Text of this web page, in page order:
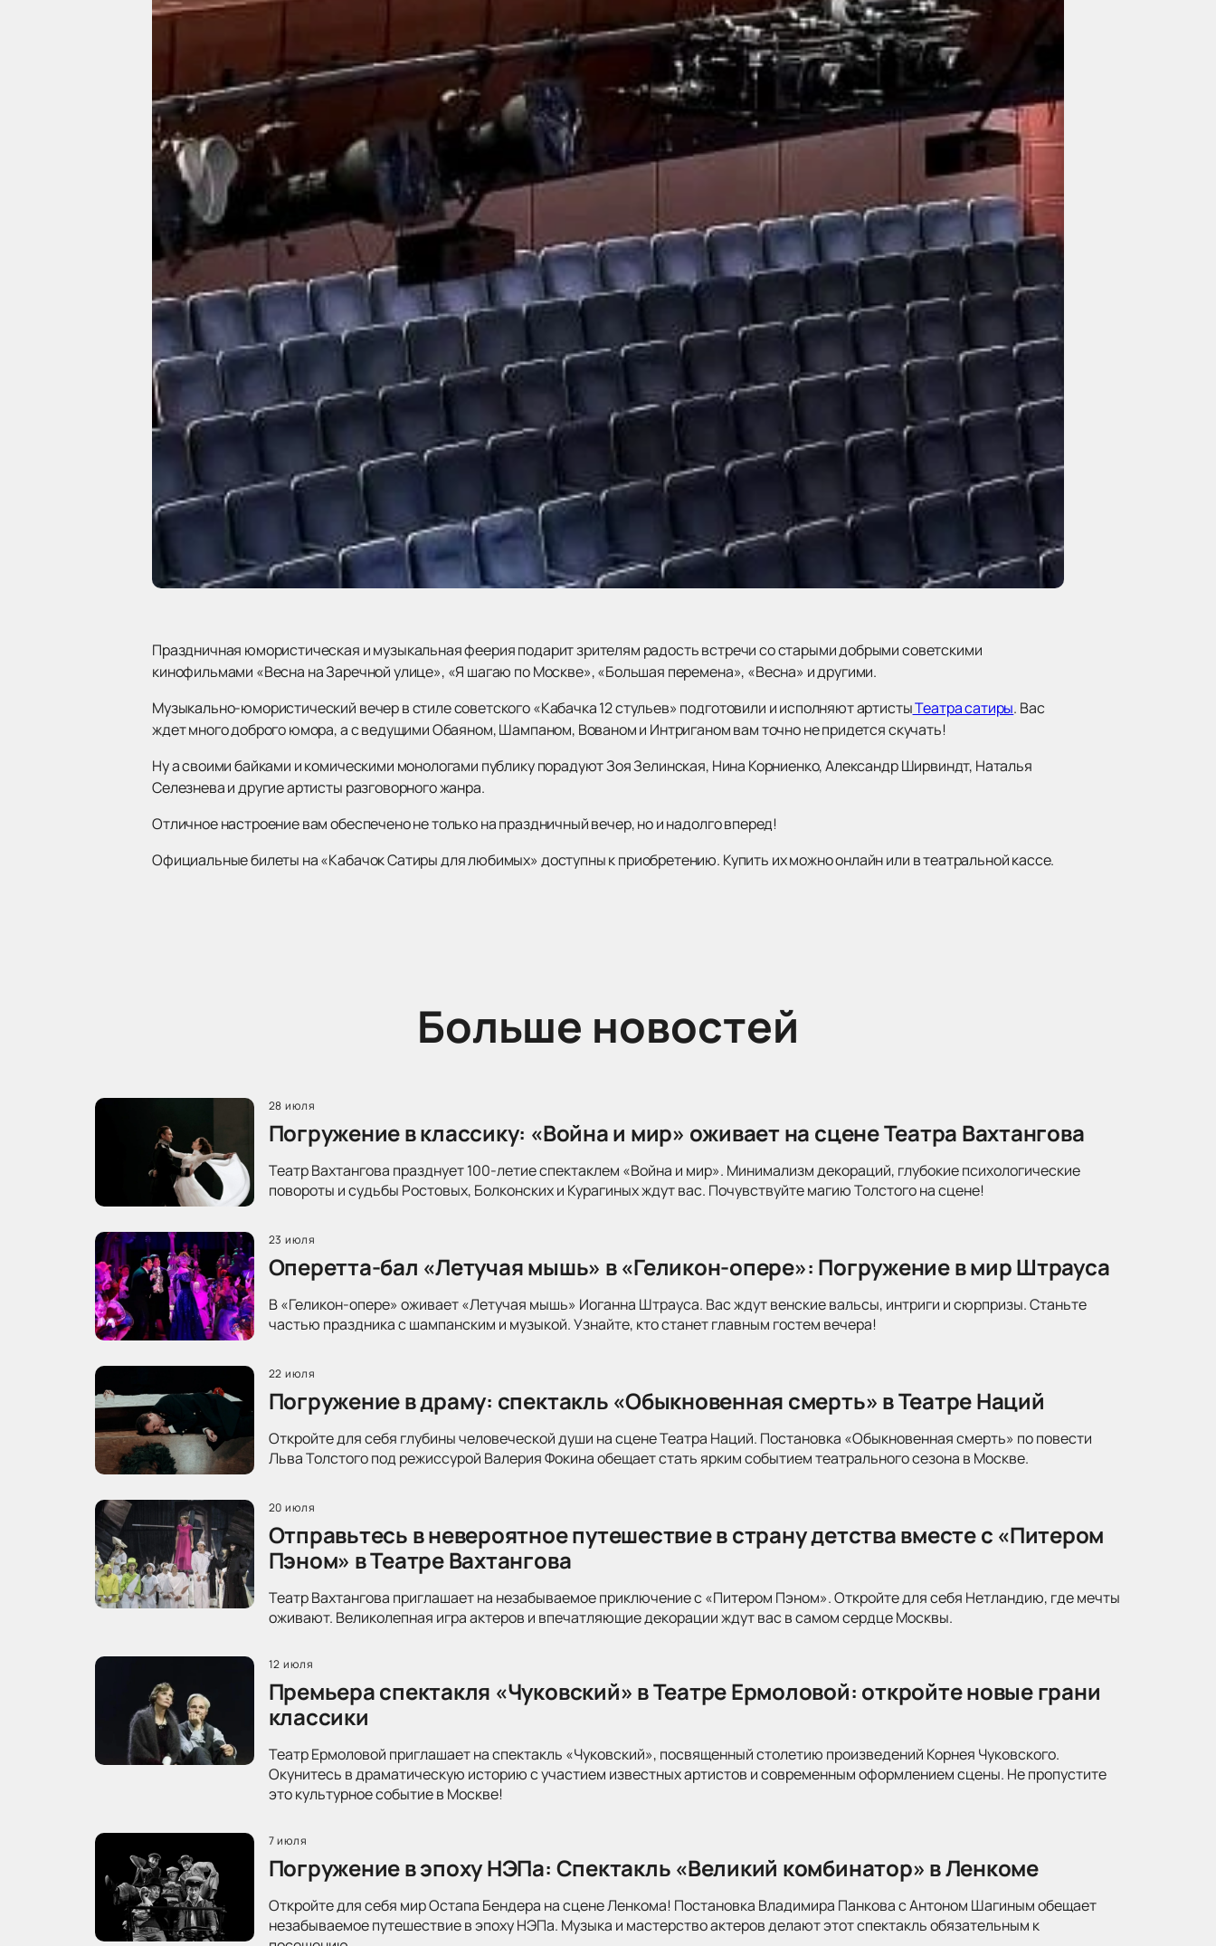
Праздничная юмористическая и музыкальная феерия подарит зрителям радость встречи со старыми добрыми советскими
кинофильмами «Весна на Заречной улице», «Я шагаю по Москве», «Большая перемена», «Весна» и другими.
Музыкально-юмористический вечер в стиле советского «Кабачка 12 стульев» подготовили и исполняют артистыТеатра сатиры. Вас
ждет много доброго юмора, а с ведущими Обаяном, Шампаном, Вованом и Интриганом вам точно не придется скучать!
Ну а своими байками и комическими монологами публику порадуют Зоя Зелинская, Нина Корниенко, Александр Ширвиндт, Наталья
Селезнева и другие артисты разговорного жанра.
Отличное настроение вам обеспечено не только на праздничный вечер, но и надолго вперед!
Официальные билеты на «Кабачок Сатиры для любимых» доступны к приобретению. Купить их можно онлайн или в театральной кассе.
Больше новостей
28 июля
Погружение в классику: «Война и мир» оживает на сцене Театра Вахтангова
Театр Вахтангова празднует 100-летие спектаклем «Война и мир». Минимализм декораций, глубокие психологические
повороты и судьбы Ростовых, Болконских и Курагиных ждут вас. Почувствуйте магию Толстого на сцене!
23 июля
Оперетта-бал «Летучая мышь» в «Геликон-опере»: Погружение в мир Штрауса
В «Геликон-опере» оживает «Летучая мышь» Иоганна Штрауса. Вас ждут венские вальсы, интриги и сюрпризы. Станьте
частью праздника с шампанским и музыкой. Узнайте, кто станет главным гостем вечера!
22 июля
Погружение в драму: спектакль «Обыкновенная смерть» в Театре Наций
Откройте для себя глубины человеческой души на сцене Театра Наций. Постановка «Обыкновенная смерть» по повести
Льва Толстого под режиссурой Валерия Фокина обещает стать ярким событием театрального сезона в Москве.
20 июля
Отправьтесь в невероятное путешествие в страну детства вместе с «Питером
Пэном» в Театре Вахтангова
Театр Вахтангова приглашает на незабываемое приключение с «Питером Пэном». Откройте для себя Нетландию, где мечты
оживают. Великолепная игра актеров и впечатляющие декорации ждут вас в самом сердце Москвы.
12 июля
Премьера спектакля «Чуковский» в Театре Ермоловой: откройте новые грани
классики
Театр Ермоловой приглашает на спектакль «Чуковский», посвященный столетию произведений Корнея Чуковского.
Окунитесь в драматическую историю с участием известных артистов и современным оформлением сцены. Не пропустите
это культурное событие в Москве!
7 июля
Погружение в эпоху НЭПа: Спектакль «Великий комбинатор» в Ленкоме
Откройте для себя мир Остапа Бендера на сцене Ленкома! Постановка Владимира Панкова с Антоном Шагиным обещает
незабываемое путешествие в эпоху НЭПа. Музыка и мастерство актеров делают этот спектакль обязательным к